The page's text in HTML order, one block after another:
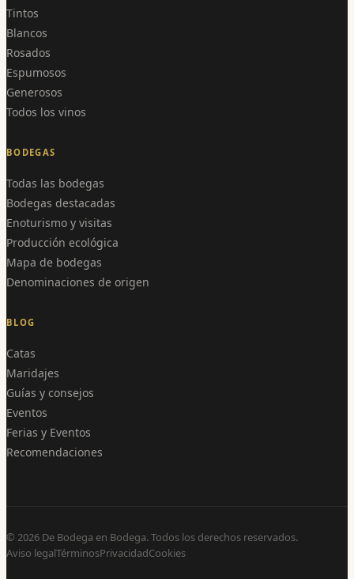
Tintos
Blancos
Rosados
Espumosos
Generosos
Todos los vinos
BODEGAS
Todas las bodegas
Bodegas destacadas
Enoturismo y visitas
Producción ecológica
Mapa de bodegas
Denominaciones de origen
BLOG
Catas
Maridajes
Guías y consejos
Eventos
Ferias y Eventos
Recomendaciones
© 2026 De Bodega en Bodega. Todos los derechos reservados.
Aviso legalTérminosPrivacidadCookies